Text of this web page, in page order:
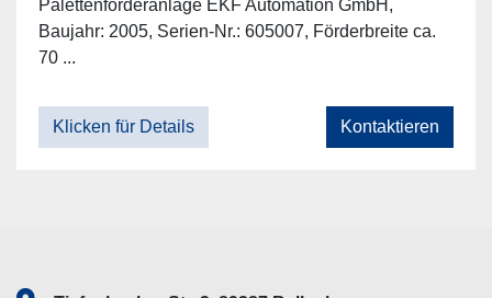
Palettenförderanlage EKF Automation GmbH,
Baujahr: 2005, Serien-Nr.: 605007, Förderbreite ca.
70 ...
Klicken für Details Kontaktieren